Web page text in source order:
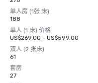
单人房 (1张 床)
188
单人 (1 床) 价格
US$269.00 - US$599.00
双人 (2 张床)
61
套房
27